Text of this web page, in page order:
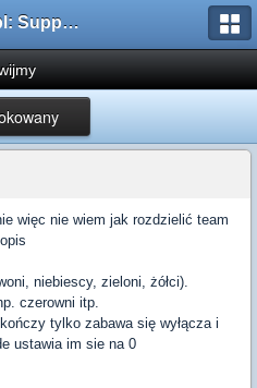
AMXX.pl: Support AMX Mod X i SourceMod
więc nie wiem jak rozdzielić team
niebiescy, zieloni, żółci).
czerowni itp.
tylko zabawa się wyłącza i
ustawia im sie na 0